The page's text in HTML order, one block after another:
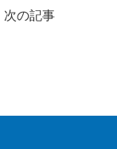
次の記事